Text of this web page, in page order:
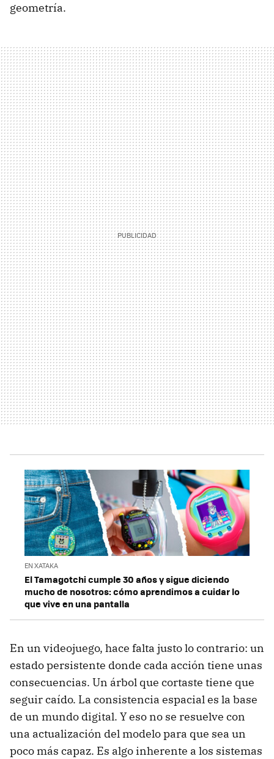
geometría.
EN XATAKA
El Tamagotchi cumple 30 años y sigue diciendo
mucho de nosotros: cómo aprendimos a cuidar lo
que vive en una pantalla
En un videojuego, hace falta justo lo contrario: un
estado persistente donde cada acción tiene unas
consecuencias. Un árbol que cortaste tiene que
seguir caído. La consistencia espacial es la base
de un mundo digital. Y eso no se resuelve con
una actualización del modelo para que sea un
poco más capaz. Es algo inherente a los sistemas